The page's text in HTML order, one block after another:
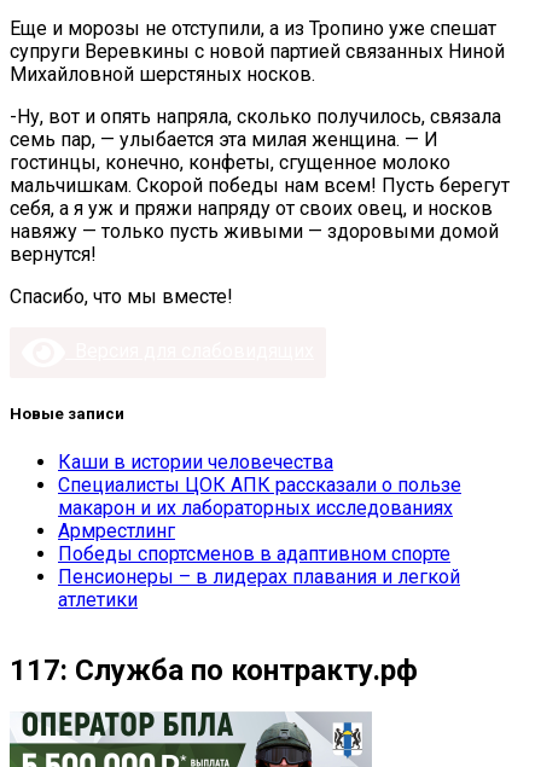
Еще и морозы не отступили, а из Тропино уже спешат
супруги Веревкины с новой партией связанных Ниной
Михайловной шерстяных носков.
-Ну, вот и опять напряла, сколько получилось, связала
семь пар, — улыбается эта милая женщина. — И
гостинцы, конечно, конфеты, сгущенное молоко
мальчишкам. Скорой победы нам всем! Пусть берегут
себя, а я уж и пряжи напряду от своих овец, и носков
навяжу — только пусть живыми — здоровыми домой
вернутся!
Спасибо, что мы вместе!
Новые записи
Каши в истории человечества
Специалисты ЦОК АПК рассказали о пользе
макарон и их лабораторных исследованиях
Армрестлинг
Победы спортсменов в адаптивном спорте
Пенсионеры – в лидерах плавания и легкой
атлетики
117: Служба по контракту.рф